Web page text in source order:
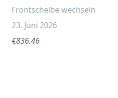
Frontscheibe wechseln
23. Juni 2026
€836.46